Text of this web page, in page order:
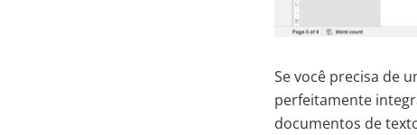
Se você precisa de
perfeitamente
documentos de